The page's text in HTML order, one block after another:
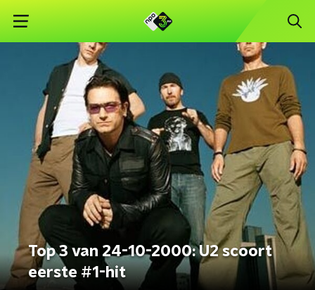
Top 3 van 24-10-2000: U2 scoort
eerste #1-hit